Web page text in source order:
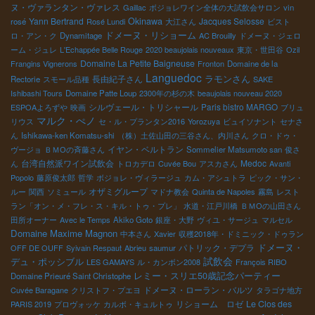
ヌ・ヴァランタン・ヴァレス Gaillac ボジョレワイン全体の大試飲会サロン vin
rosé Yann Bertrand Rosé Lundi Okinawa 大江さん Jacques Selosse ビスト
ロ・アン・ク Dynamitage ドメーヌ・リショーム AC Brouilly ドメーヌ・ジェロ
ーム・ジュレ L'Echappée Belle Rouge 2020 beaujolais nouveaux 東京・世田谷 Ozil
Frangins Vignerons Domaine La Petite Baigneuse Fronton Domaine de la
Rectorie スモール品種 長由紀子さん Languedoc ラモンさん SAKE
Ishibashi Tours Domaine Patte Loup 2300年の杉の木 beaujolais nouveau 2020
ESPOAよろずや 映画 シルヴェール・トリシャール Paris bistro MARGO ブリュ
リウス マルク・ぺノ セ・ル・プランタン2016 Yorozuya ビュイソナント セナさ
ん Ishikawa-ken Komatsu-shi （株）土佐山田の三谷さん、内川さん クロ・ドゥ・
ヴージョ ＢＭОの斉藤さん イヤン・ベルトラン Sommelier Matsumoto san 俊さ
ん 台湾自然派ワイン試飲会 トロカデロ Cuvée Bou アスカさん Medoc Avanti
Popolo 藤原俊太郎 哲学 ボジョレ・ヴィラージュ カム・アシュトラ ピック・サン・
ルー 関西 ソミュール オザミグループ マドナ教会 Quinta de Napoles 霧島 レスト
ラン「オン・メ・フレ・ス・キル・トゥ・プレ」
水道・江戸川橋 ＢＭОの山田さん
田所オーナー Avec le Temps Akiko Goto 銀座・大野 ヴィユ・サージュ マルセル
Domaine Maxime Magnon 中本さん Xavier 収穫2018年・ドミニック・ドゥラン
OFF DE OUFF Syivain Respaut Abrieu saumur パトリック・デプラ ドメーヌ・
デュ・ポッシブル LES GAMAYS ル・カンボン2008 試飲会 François RIBO
Domaine Prieuré Saint Christophe レミー・スリエ50歳記念パーティー
Cuvée Baragane クリストフ・プエヨ ドメーヌ・ローラン・バルツ タラゴナ地方
PARIS 2019 プロヴォッケ カルボ・キュルトゥ リショーム ロゼ Le Clos des